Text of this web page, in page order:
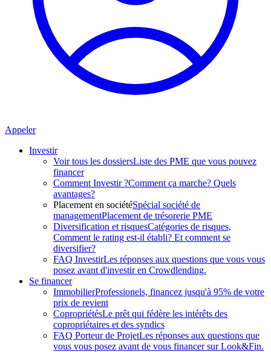
Appeler
Investir
Voir tous les dossiersListe des PME que vous pouvez
financer
Comment Investir ?Comment ça marche? Quels
avantages?
Placement en sociétéSpécial société de
managementPlacement de trésorerie PME
Diversification et risquesCatégories de risques,
Comment le rating est-il établi? Et comment se
diversifier?
FAQ InvestirLes réponses aux questions que vous vous
posez avant d'investir en Crowdlending.
Se financer
ImmobilierProfessionels, financez jusqu'à 95% de votre
prix de revient
CopropriétésLe prêt qui fédère les intérêts des
copropriétaires et des syndics
FAQ Porteur de ProjetLes réponses aux questions que
vous vous posez avant de vous financer sur Look&Fin.